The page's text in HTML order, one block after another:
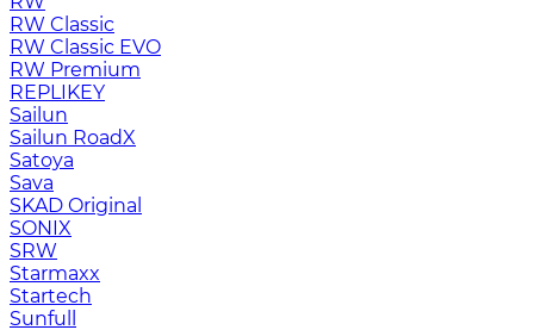
RW Classic
RW Classic EVO
RW Premium
RЕPLIKEY
Sailun
Sailun RoadX
Satoya
Sava
SKAD Original
SONIX
SRW
Starmaxx
Startech
Sunfull